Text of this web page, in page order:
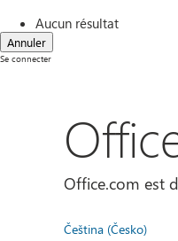
Aucun résultat
Annuler
Se connecter
Office.com est
Čeština (Česko)